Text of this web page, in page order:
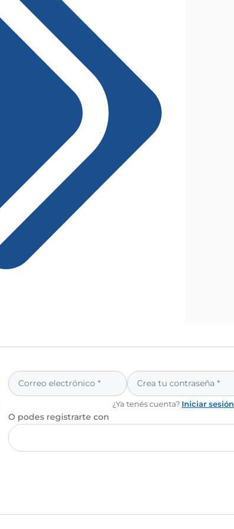
¿Ya tenés cuenta? Iniciar sesión
O podes registrarte con